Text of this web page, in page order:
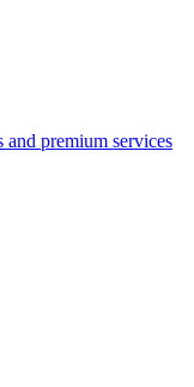
premium services